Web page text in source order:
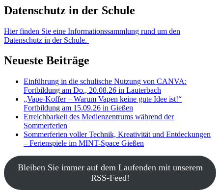
Datenschutz in der Schule
Hier finden Sie eine Informationssammlung rund um den
Datenschutz in der Schule.
Neueste Beiträge
Einführung in die schulische Nutzung von CANVA:
Fortbildung am Do., 20.08.26 in Lauterbach
„Vape-Koffer – Warum Vapen keine gute Idee ist!“
Fortbildung am 15.09.26 in Gießen
Erreichbarkeit des Medienzentrums während der
Sommerferien
Sommerferien voller Technik, Kreativität und Entdeckungen
– Ferienspiele im MINT-Space Gießen
Bleiben Sie immer auf dem Laufenden mit unserem
RSS-Feed!